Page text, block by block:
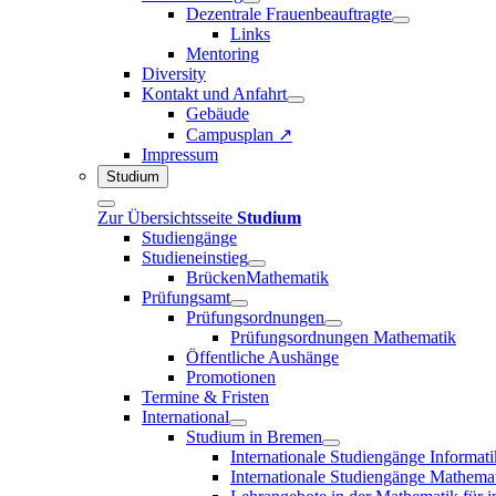
Dezentrale Frauenbeauftragte
Links
Mentoring
Diversity
Kontakt und Anfahrt
Gebäude
Campusplan ↗
Impressum
Studium
Zur Übersichtsseite Studium
Studiengänge
Studieneinstieg
BrückenMathematik
Prüfungsamt
Prüfungsordnungen
Prüfungsordnungen Mathematik
Öffentliche Aushänge
Promotionen
Termine & Fristen
International
Studium in Bremen
Internationale Studiengänge
Internationale Studiengänge